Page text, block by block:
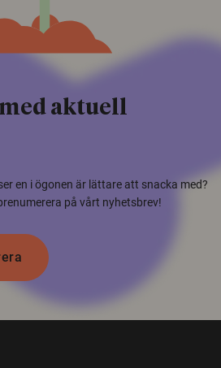
aktuell
en i ögonen är lättare att snacka med?
på vårt nyhetsbrev!